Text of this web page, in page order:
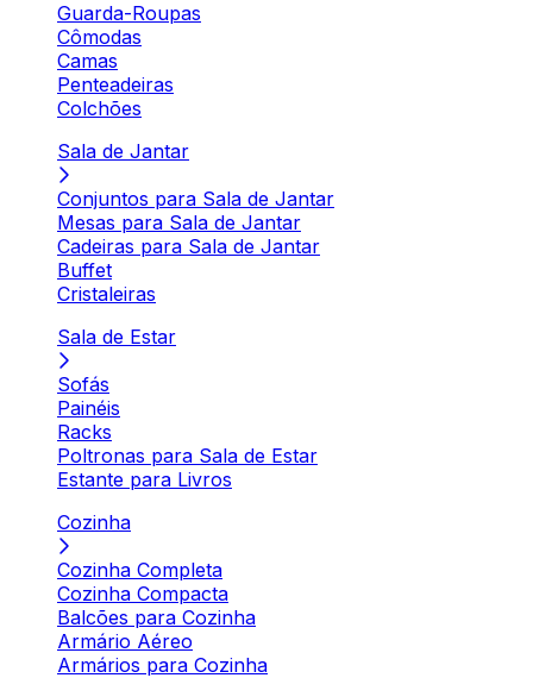
Guarda-Roupas
Cômodas
Camas
Penteadeiras
Colchões
Sala de Jantar
Conjuntos para Sala de Jantar
Mesas para Sala de Jantar
Cadeiras para Sala de Jantar
Buffet
Cristaleiras
Sala de Estar
Sofás
Painéis
Racks
Poltronas para Sala de Estar
Estante para Livros
Cozinha
Cozinha Completa
Cozinha Compacta
Balcões para Cozinha
Armário Aéreo
Armários para Cozinha